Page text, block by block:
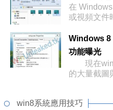
在
或視頻文件
Windows 8
功能曝光
現在
的大量截圖
win8系統應用技巧